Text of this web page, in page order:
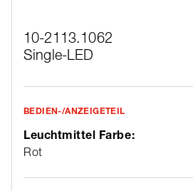
10-2113.1062
Single-LED
BEDIEN-/ANZEIGETEIL
Leuchtmittel Farbe:
Rot